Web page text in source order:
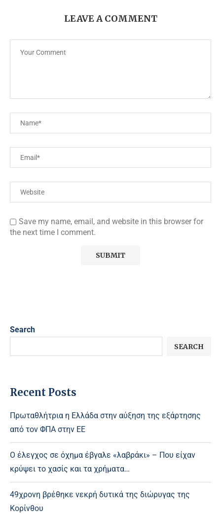
LEAVE A COMMENT
Save my name, email, and website in this browser for
the next time I comment.
Search
SEARCH
Recent Posts
Πρωταθλήτρια η Ελλάδα στην αύξηση της εξάρτησης
από τον ΦΠΑ στην ΕΕ
Ο έλεγχος σε όχημα έβγαλε «λαβράκι» – Που είχαν
κρύψει το χασίς και τα χρήματα…
49χρονη βρέθηκε νεκρή δυτικά της διώρυγας της
Κορίνθου